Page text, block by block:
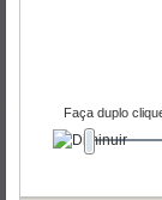
Faça duplo